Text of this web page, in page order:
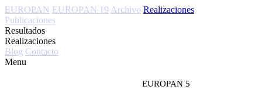
EUROPAN EUROPAN 19 Archivo Realizaciones
Publicaciones
Resultados
Realizaciones
Blog Contacto
Menu
EUROPAN 5